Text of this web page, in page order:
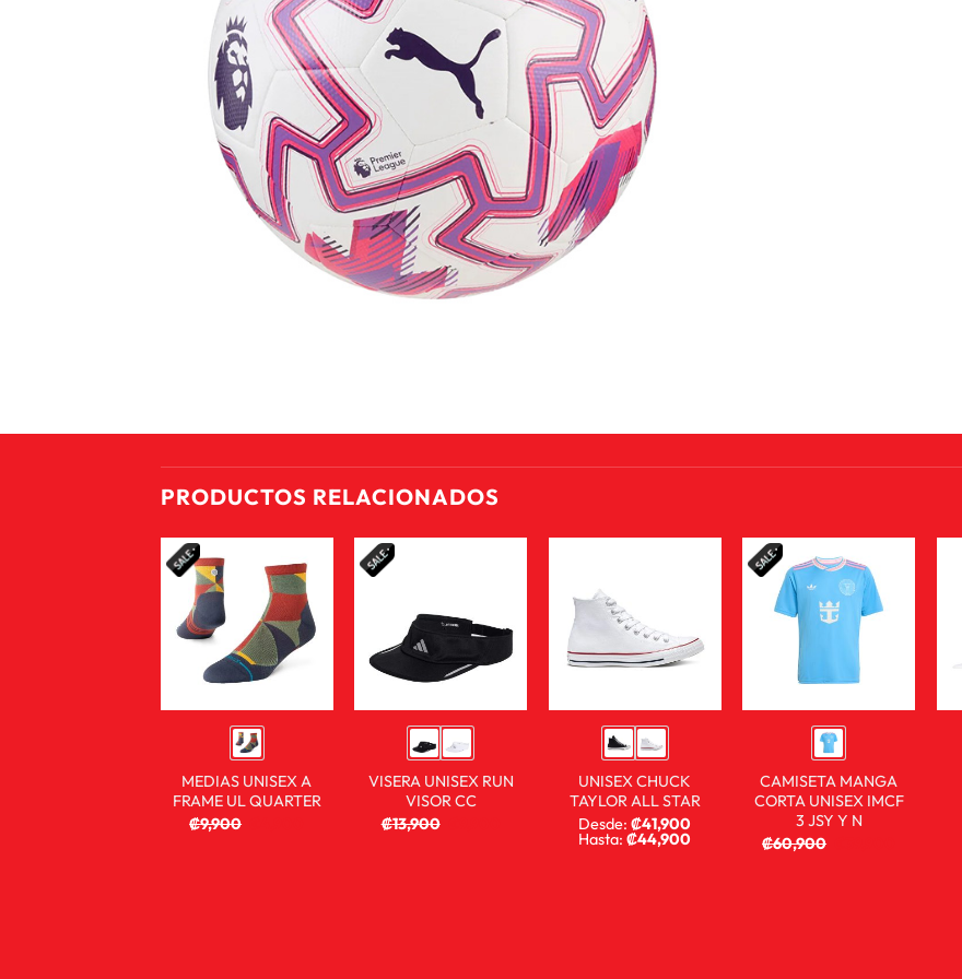
PRODUCTOS RELACIONADOS
MEDIAS UNISEX A
FRAME UL QUARTER
₡9,900
VISERA UNISEX RUN
VISOR CC
₡13,900
UNISEX CHUCK
TAYLOR ALL STAR
Desde:₡41,900
Hasta:₡44,900
CAMISETA MANGA
CORTA UNISEX IMCF
3 JSY Y N
₡60,900